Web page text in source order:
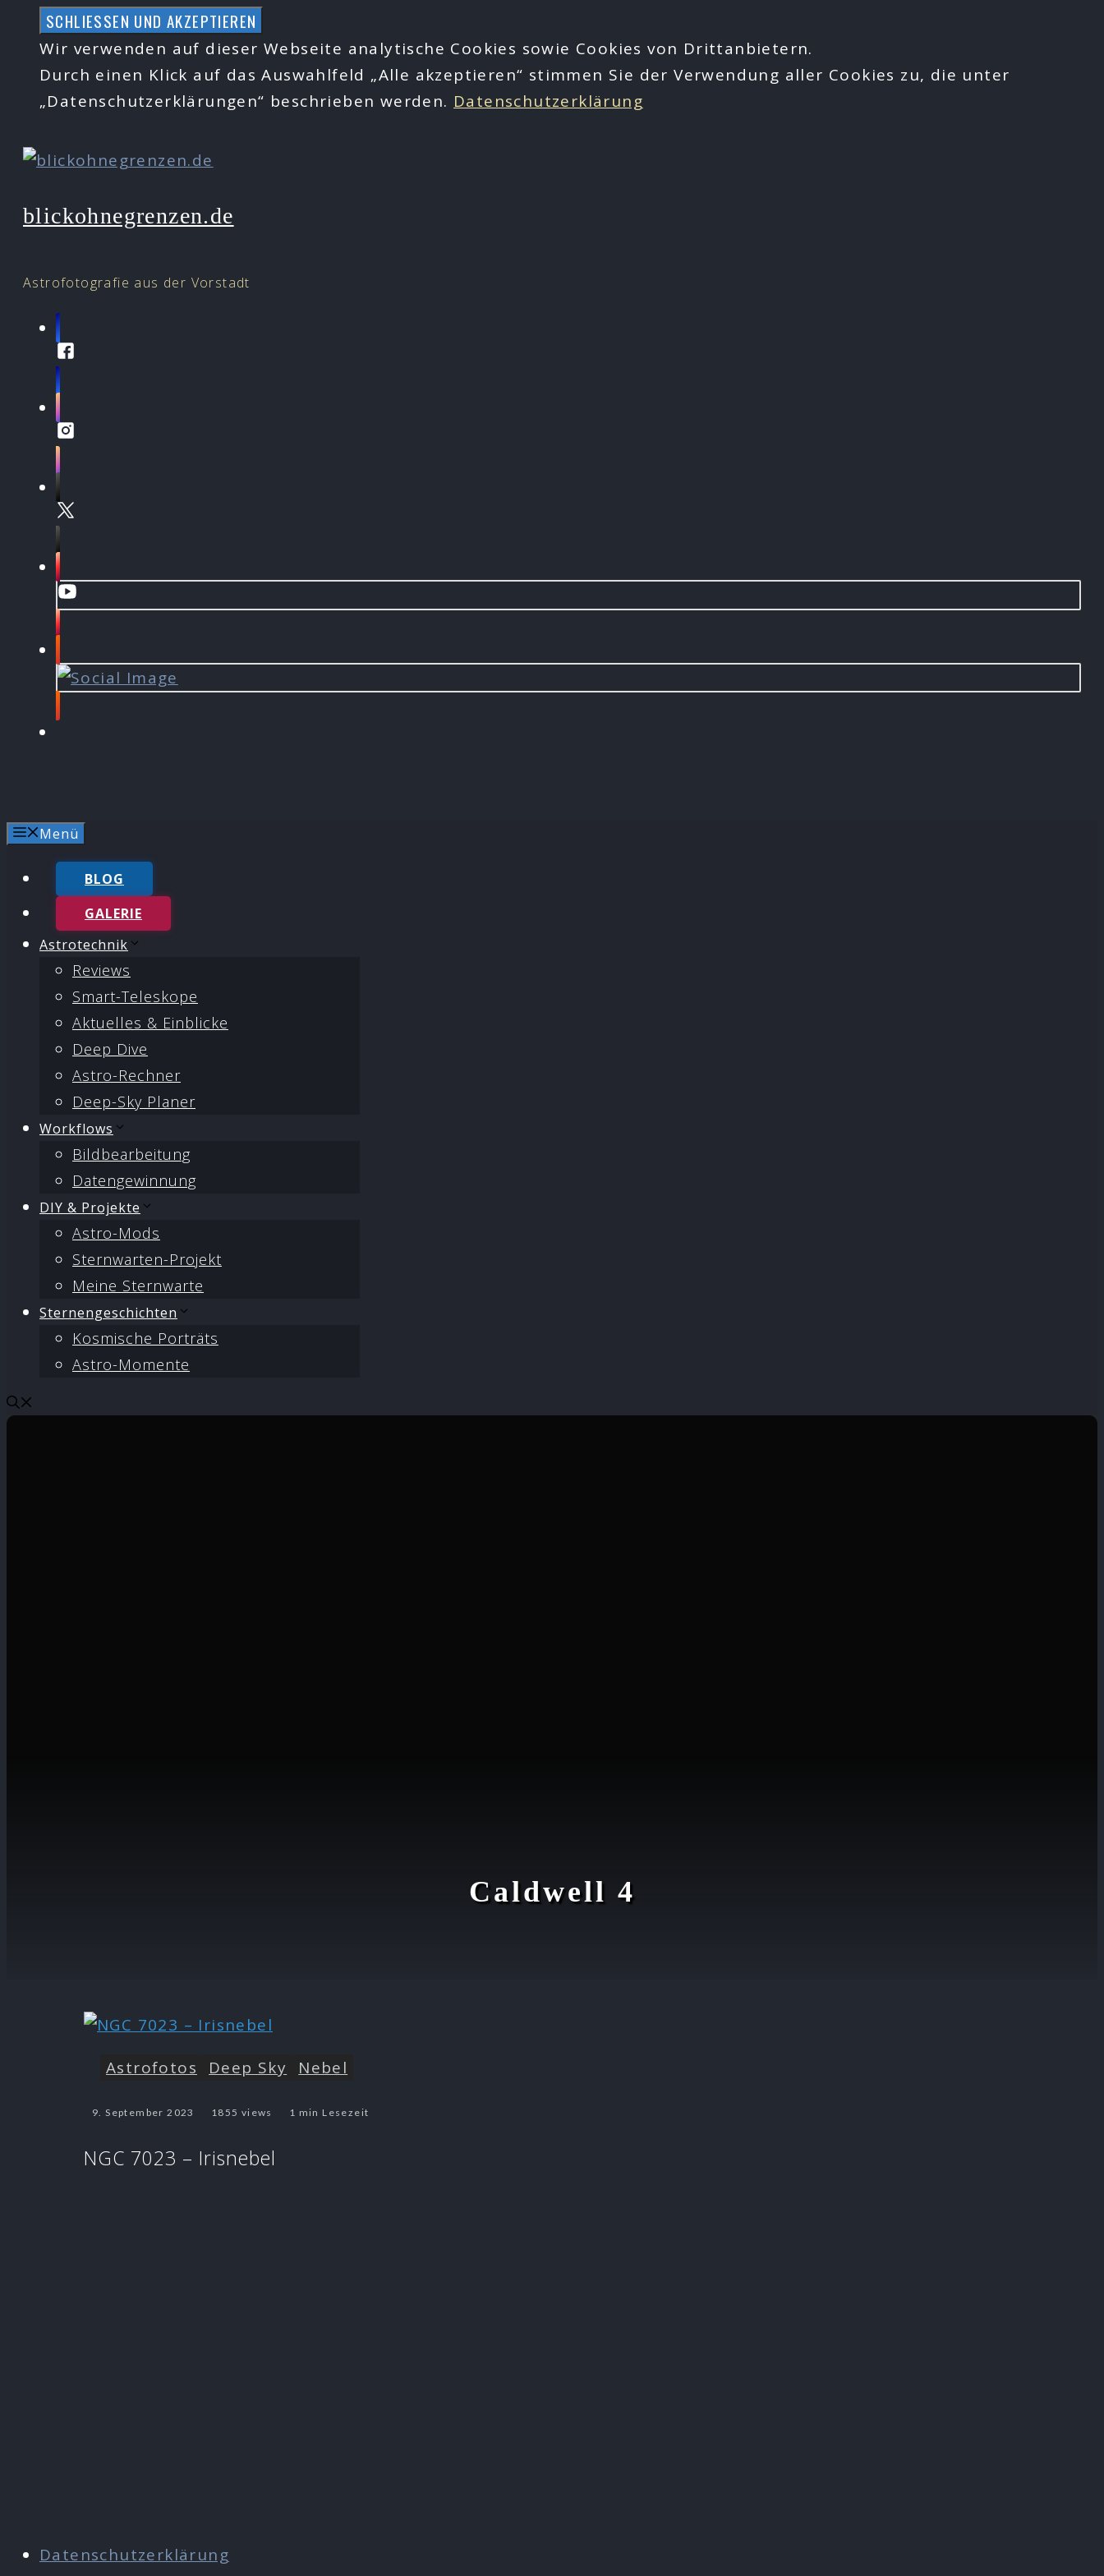
Inhalt
springen
Wir verwenden auf dieser Webseite analytische Cookies sowie Cookies von Drittanbietern.
Durch einen Klick auf das Auswahlfeld „Alle akzeptieren“ stimmen Sie der Verwendung aller Cookies zu, die unter
„Datenschutzerklärungen“ beschrieben werden. Datenschutzerklärung
blickohnegrenzen.de
Astrofotografie aus der Vorstadt
Menü
BLOG
GALERIE
Astrotechnik
Reviews
Smart-Teleskope
Aktuelles & Einblicke
Deep Dive
Astro-Rechner
Deep-Sky Planer
Workflows
Bildbearbeitung
Datengewinnung
DIY & Projekte
Astro-Mods
Sternwarten-Projekt
Meine Sternwarte
Sternengeschichten
Kosmische Porträts
Astro-Momente
Caldwell 4
Astrofotos Deep Sky Nebel
9. September 2023 1855 views 1 min Lesezeit
NGC 7023 – Irisnebel
Datenschutzerklärung